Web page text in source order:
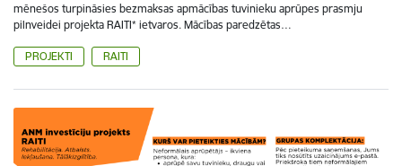
mēnešos turpināsies bezmaksas apmācības tuvinieku aprūpes prasmju
pilnveidei projekta RAITI* ietvaros. Mācības paredzētas…
PROJEKTI RAITI